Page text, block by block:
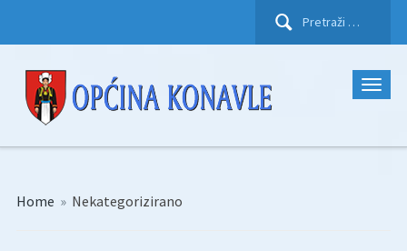
Pretraži:
Home » Nekategorizirano